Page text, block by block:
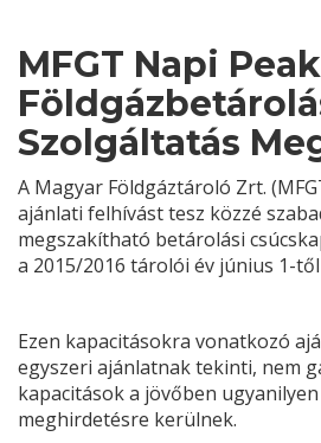
MFGT Napi
Szolgáltatás
A Magyar Földgáztároló Zrt.
ajánlati felhívást tesz közzé
megszakítható betárolási
a 2015/2016 tárolói év június 1-
Ezen kapacitásokra vonatkozó
egyszeri ajánlatnak tekinti, nem
kapacitások a jövőben
meghirdetésre kerülnek.